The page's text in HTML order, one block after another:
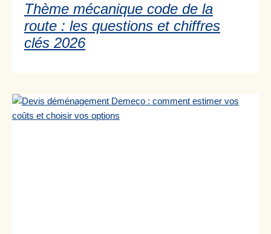
Thème mécanique code de la
route : les questions et chiffres
clés 2026